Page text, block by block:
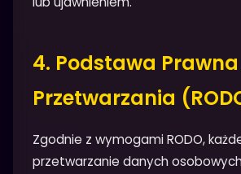
4. Podstawa Prawna
Przetwarzania
Zgodnie z wymogami RODO,
przetwarzanie danych